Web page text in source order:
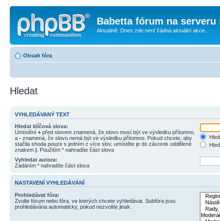
Babetta fórum na serveru
Aktuálně: Dnes zde není žádná aktuální akce...
Obsah fóra
Hledat
VYHLEDÁVANÝ TEXT
Hledat klíčová slova:
Umístění + před slovem znamená, že slovo musí být ve výsledku přítomno,
a - znamená, že slovo nemá být ve výsledku přítomno. Pokud chcete, aby
stačila shoda pouze s jedním z více slov, umístěte je do závorek oddělené
znakem | . Použitím * nahradíte část slova
Vyhledat autora:
Zadáním * nahradíte část slova
NASTAVENÍ VYHLEDÁVÁNÍ
Prohledávat fóra:
Zvolte fórum nebo fóra, ve kterých chcete vyhledávat. Subfóra jsou
prohledávána automaticky, pokud nezvolíte jinak.